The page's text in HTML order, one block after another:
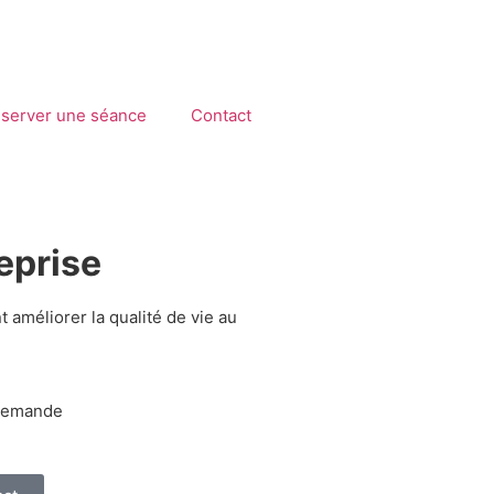
une séance Contact
améliorer la qualité de vie au